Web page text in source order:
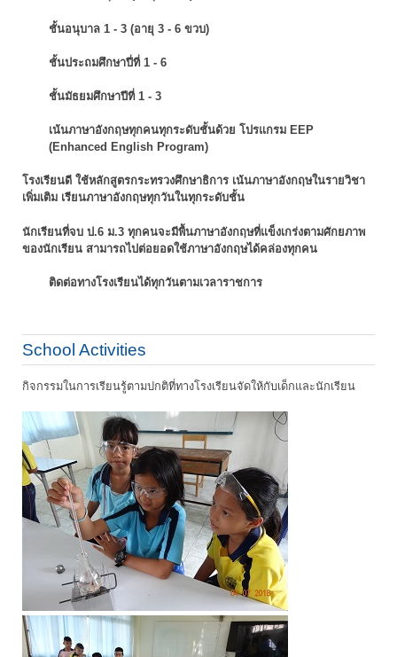
ชั้นอนุบาล 1 - 3 (อายุ 3 - 6 ขวบ)
ชั้นประถมศึกษาปี่ที่ 1 - 6
ชั้นมัธยมศึกษาปีที่ 1 - 3
เน้นภาษาอังกฤษทุกคนทุกระดับชั้นด้วย โปรแกรม EEP
(Enhanced English Program)
โรงเรียนดี ใช้หลักสูตรกระทรวงศึกษาธิการ เน้นภาษาอังกฤษในรายวิชา
เพิ่มเติม เรียนภาษาอังกฤษทุกวันในทุกระดับชั้น
นักเรียนที่จบ ป.6 ม.3 ทุกคนจะมีพื้นภาษาอังกฤษที่แข็งเกร่งตามศักยภาพ
ของนักเรียน สามารถไปต่อยอดใช้ภาษาอังกฤษได้คล่องทุกคน
ติดต่อทางโรงเรียนได้ทุกวันตามเวลาราชการ
School Activities
กิจกรรมในการเรียนรู้ตามปกติที่ทางโรงเรียนจัดให้กับเด็กและนักเรียน